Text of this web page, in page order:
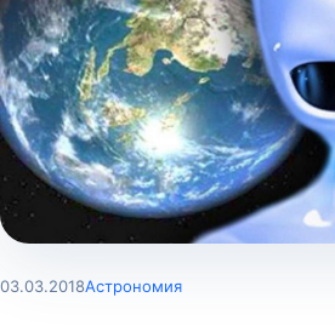
03.03.2018Астрономия